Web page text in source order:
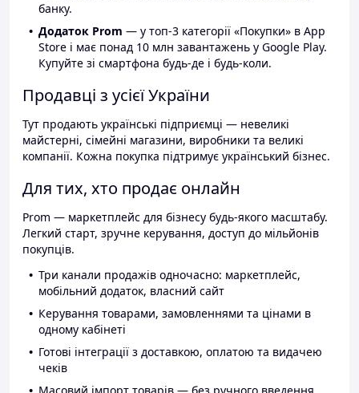
банку.
Додаток Prom — у топ-3 категорії «Покупки» в App
Store і має понад 10 млн завантажень у Google Play.
Купуйте зі смартфона будь-де і будь-коли.
Продавці з усієї України
Тут продають українські підприємці — невеликі
майстерні, сімейні магазини, виробники та великі
компанії. Кожна покупка підтримує український бізнес.
Для тих, хто продає онлайн
Prom — маркетплейс для бізнесу будь-якого масштабу.
Легкий старт, зручне керування, доступ до мільйонів
покупців.
Три канали продажів одночасно: маркетплейс,
мобільний додаток, власний сайт
Керування товарами, замовленнями та цінами в
одному кабінеті
Готові інтеграції з доставкою, оплатою та видачею
чеків